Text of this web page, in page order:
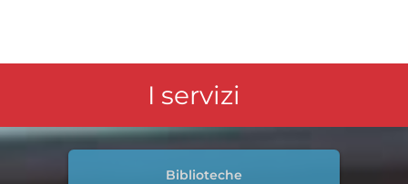
I servizi
Biblioteche